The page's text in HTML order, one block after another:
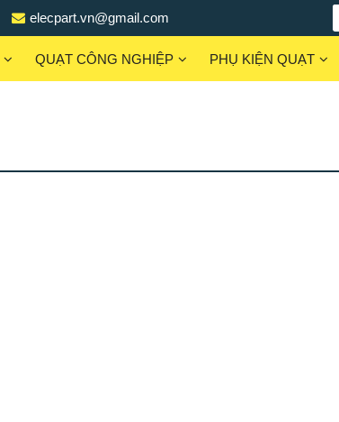
elecpart.vn@gmail.com
QUẠT CÔNG NGHIỆP PHỤ KIỆN QUẠT